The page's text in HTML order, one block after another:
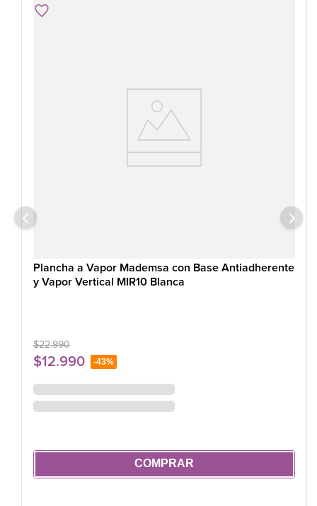
Plancha a Vapor Mademsa con Base Antiadherente
y Vapor Vertical MIR10 Blanca
$22.990
$12.990 -43%
COMPRAR